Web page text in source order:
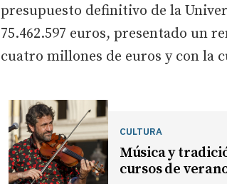
presupuesto definitivo de la
75.462.597 euros, presentado un
cuatro millones de euros y con la
CULTURA
Música y
cursos de